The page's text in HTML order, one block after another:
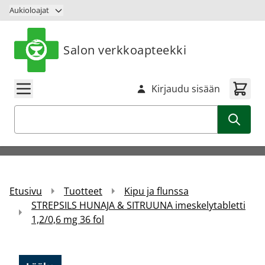
Siirry sisältöön
Aukioloajat
Salon verkkoapteekki
Kirjaudu sisään
Etusivu Tuotteet
Kipu ja flunssa
STREPSILS HUNAJA & SITRUUNA imeskelytabletti
1,2/0,6 mg 36 fol